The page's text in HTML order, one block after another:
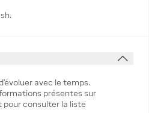
avec le temps.
présentes sur
pour consulter la liste